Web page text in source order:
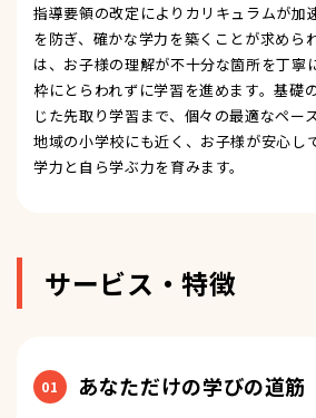
指導要領の改定によりカリキュラムが加
を防ぎ、確かな学力を築くことが求めら
は、お子様の理解が不十分な箇所を丁寧
枠にとらわれずに学習を進めます。基礎
じた先取り学習まで、個々の最適なペー
地域の小学校にも近く、お子様が安心し
学力と自ら学ぶ力を育みます。
サービス・特徴
01 あなただけの学びの道筋